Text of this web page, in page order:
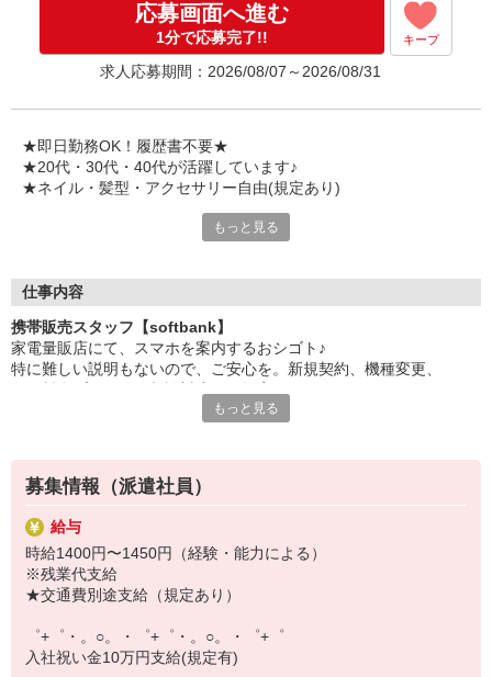
お友達を紹介頂くと,
インセンティブ支給(規定有)
゜・。○。・゜+゜・。○。・゜+゜
応募画面へ進む
1分で応募完了!! キープ
求人応募期間：2026/08/07～2026/08/31
★即日勤務OK！履歴書不要★
★20代・30代・40代が活躍しています♪
★ネイル・髪型・アクセサリー自由(規定あり)
でも心配ご無用！
お互いに教え合ったり、フォローしあったりする
和気あいあいとした人間関係がある店舗ばかり！
皆で一緒にステップアップしましょう♪
【選べるお仕事いろいろ】
▼オフィスワーク
事務、経理、データ入力、コールセンター、受付
▼工場・製造・軽作業系
機械/食品製造・梱包・仕分け・加工・組立・検査
▼美容系
眉毛サロンのアイブロウ・ネイリスト・エステ
▼営業・販売
法人営業・アパレル販売・個別指導塾・人材紹介
▼人気案件も多数♪
短期・期間限定・オープニング・官公庁案件
上場/優良/大手企業など
もっと見る
仕事内容
携帯販売スタッフ【softbank】
家電量販店にて、スマホを案内するおシゴト♪
特に難しい説明もないので、ご安心を。新規契約、機種変更、
満足度◎
■携帯やインターネット販売業務
docomo(ドコモ)/au(エーユー)・KDDI/softbank(ソフトバンク)など
の大手キャリアから
ワイモバイル(Y!mobille)、楽天モバイル、UQなど格安スマホまで幅
広く紹介可能♪
もっと見る
募集情報（派遣社員）
給与
時給1400円〜1450円（経験・能力による）
※残業代支給
★交通費別途支給（規定あり）
゜+゜・。○。・゜+゜・。○。・゜+゜
入社祝い金10万円支給(規定有)